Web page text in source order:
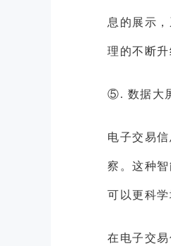
息的展示
理的不断升
⑤. 数据大
电子交易
察。这种
可以更科
在电子交